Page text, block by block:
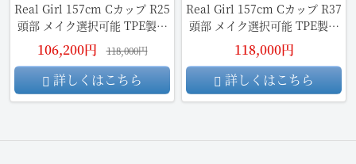
Real Girl 157cm Cカップ R25
頭部 メイク選択可能 TPE製ラ
ブドール
106,200円 118,000円
詳しくはこちら
Real Girl 157cm Cカップ R37
頭部 メイク選択可能 TPE製ラ
ブドール
118,000円
詳しくはこちら